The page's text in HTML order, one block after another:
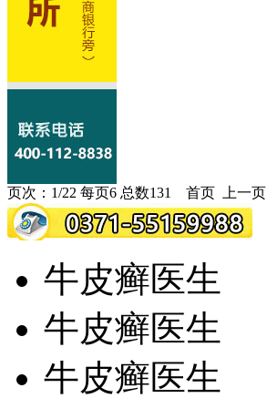
页次：1/22 每页6 总数131 首页 上一页
牛皮癣医生
牛皮癣医生
牛皮癣医生